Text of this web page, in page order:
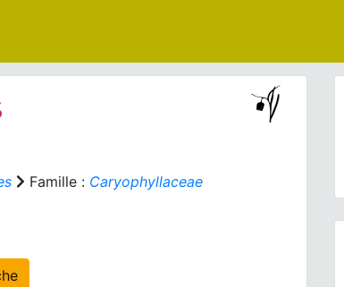
Famille : Caryophyllaceae
sur cette fiche